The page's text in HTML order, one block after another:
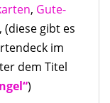
, Gute-
, (diese gibt es
im
dem Titel
)